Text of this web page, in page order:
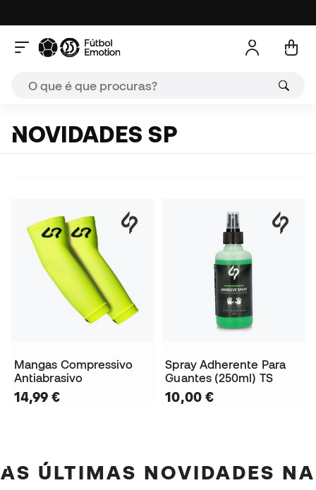
NOVIDADES SP
Mangas Compressivo
Antiabrasivo
14,99 €
Spray Adherente Para
Guantes (250ml) TS
10,00 €
AS ÚLTIMAS NOVIDADES NA